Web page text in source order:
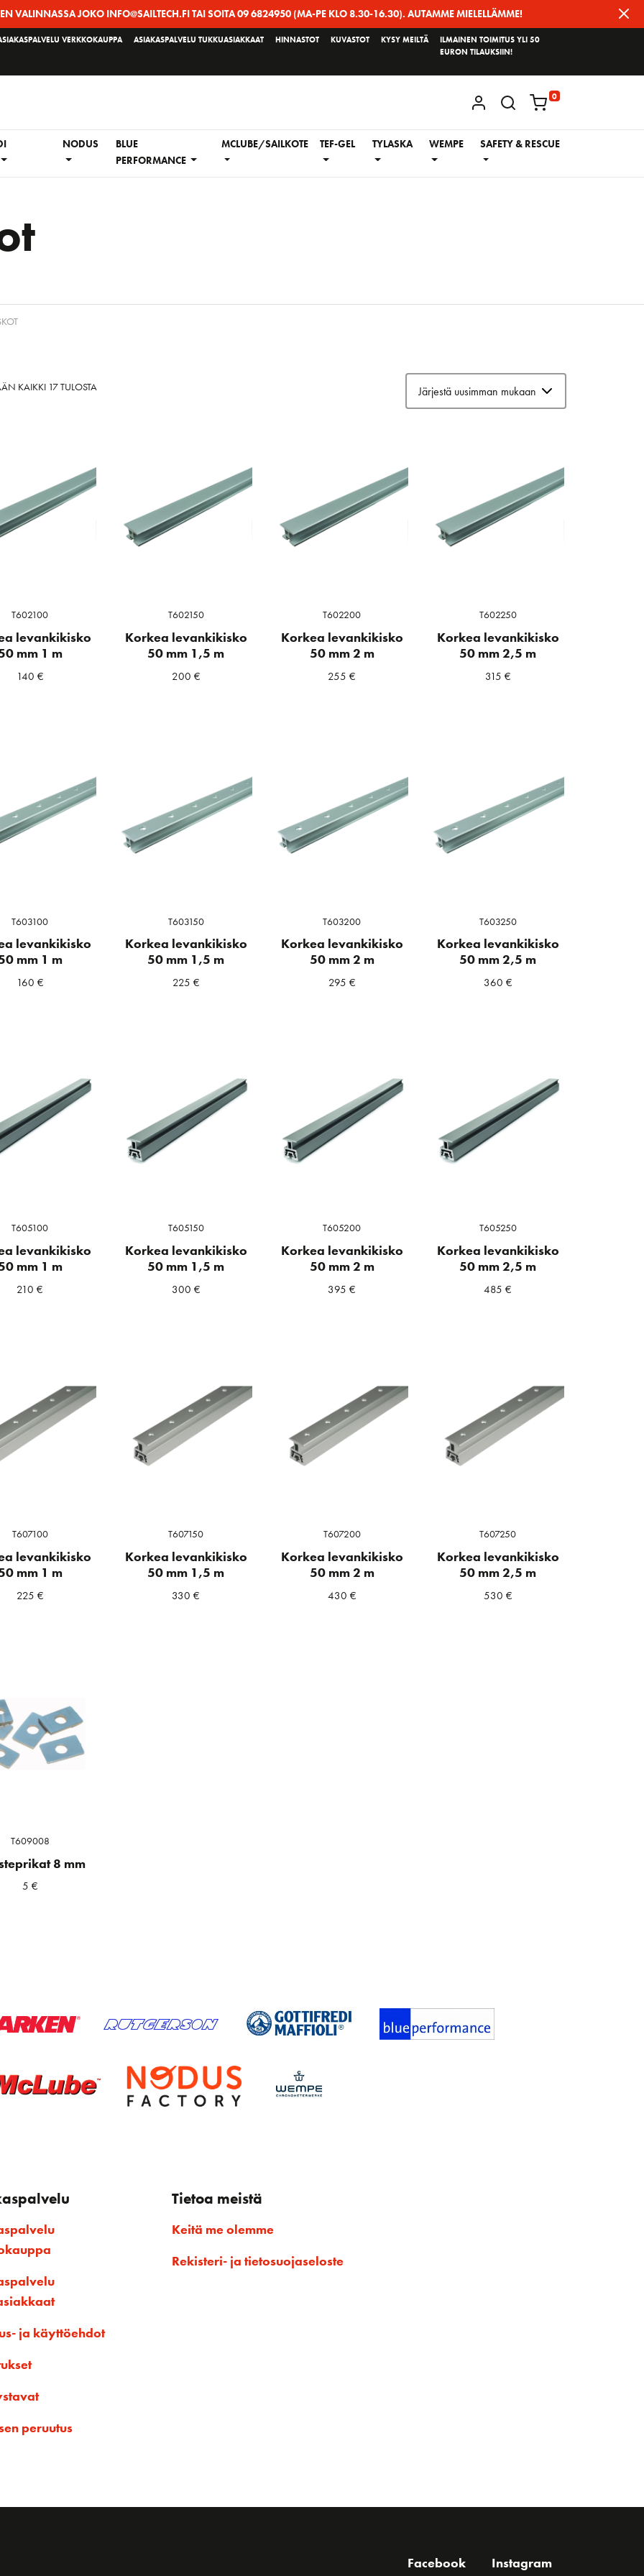
VALINNASSA JOKO INFO@SAILTECH.FI TAI SOITA 09 6824950 (MA-PE KLO 8.30-16.30). AUTAMME MIELELLÄMME!
VERKKOKAUPPA ASIAKASPALVELU TUKKUASIAKKAAT HINNASTOT KUVASTOT KYSY MEILTÄ
ILMAINEN TOIMITUS YLI 50
EURON TILAUKSIIN!
KIRJAUDU / REKISTERÖIDY
0
NODUS
BLUE
PERFORMANCE
MCLUBE/SAILKOTE TEF-GEL TYLASKA WEMPE SAFETY & RESCUE
KAIKKI 17 TULOSTA
T602100
levankikisko
mm 1 m
140 €
T602150
Korkea levankikisko
50 mm 1,5 m
200 €
T602200
Korkea levankikisko
50 mm 2 m
255€
T602250
Korkea levankikisko
50 mm 2,5 m
315 €
T603100
levankikisko
mm 1 m
160 €
T603150
Korkea levankikisko
50 mm 1,5 m
225 €
T603200
Korkea levankikisko
50 mm 2 m
295 €
T603250
Korkea levankikisko
50 mm 2,5 m
360 €
T605100
levankikisko
mm 1 m
210€
T605150
Korkea levankikisko
50 mm 1,5 m
300 €
T605200
Korkea levankikisko
50 mm 2 m
395€
T605250
Korkea levankikisko
50 mm 2,5 m
485€
T607100
levankikisko
mm 1 m
225 €
T607150
Korkea levankikisko
50 mm 1,5 m
330€
T607200
Korkea levankikisko
50 mm 2 m
430 €
T607250
Korkea levankikisko
50 mm 2,5 m
530 €
T609008
8 mm
5 €
ja käyttöehdot
peruutus
Tietoa meistä
Keitä me olemme
Rekisteri- ja tietosuojaseloste
Facebook Instagram